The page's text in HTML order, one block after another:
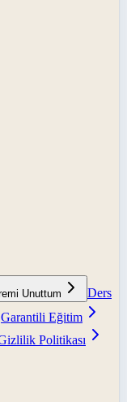
Unuttum
Ders
Garantili Eğitim
Politikası